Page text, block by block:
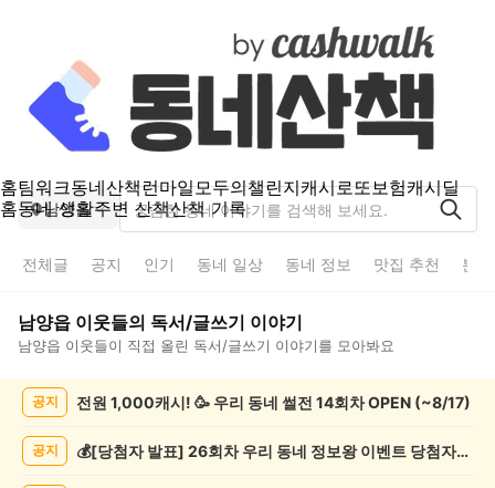
홈팀워크동네산책런마일모두의챌린지캐시로또보험캐시딜
홈동네 생활주변 산책산책 기록
남양읍
전체글 공지 인기 동네 일상 동네 정보 맛집 추천 분
남양읍 이웃들의 독서/글쓰기 이야기
남양읍 이웃들이 직접 올린 독서/글쓰기 이야기를 모아봐요
공지 전원 1,000캐시! 🥳 우리 동네 썰전 14회차 OPEN (~8/17)
공지 💰[당첨자 발표] 26회차 우리 동네 정보왕 이벤트 당첨자를 발표합니다!